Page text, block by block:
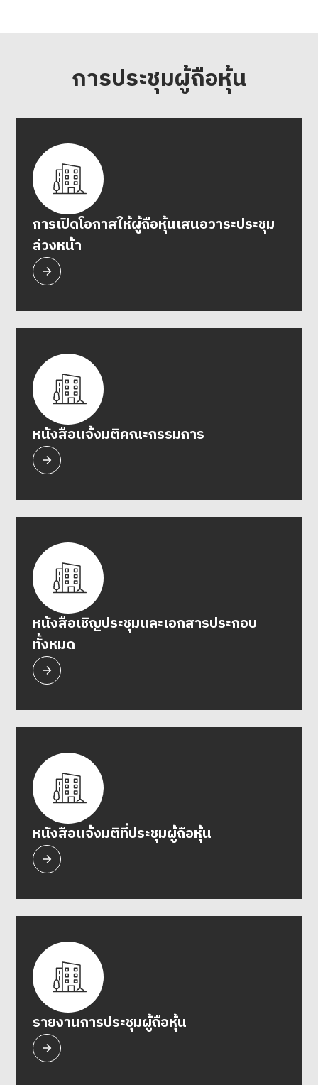
การประชุมผู้ถือหุ้น
การเปิดโอกาสให้ผู้ถือหุ้นเสนอวาระประชุม
ล่วงหน้า
หนังสือแจ้งมติคณะกรรมการ
หนังสือเชิญประชุมและเอกสารประกอบ
ทั้งหมด
หนังสือแจ้งมติที่ประชุมผู้ถือหุ้น
รายงานการประชุมผู้ถือหุ้น